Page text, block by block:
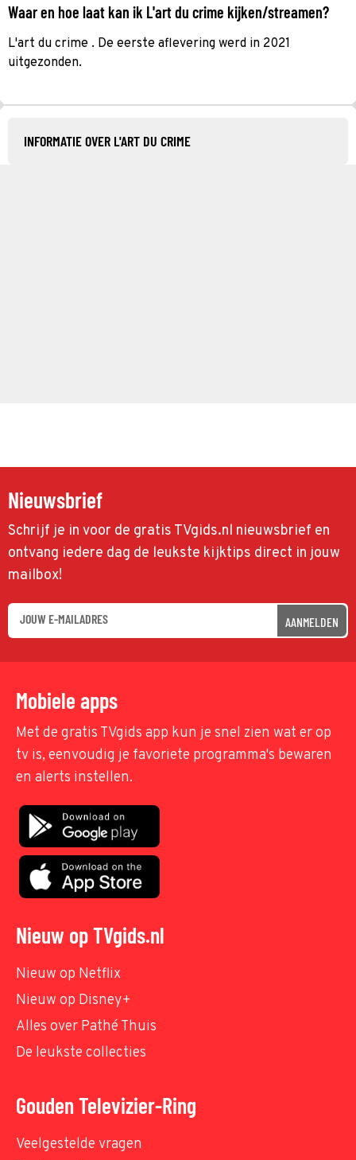
Waar en hoe laat kan ik L'art du crime kijken/streamen?
L'art du crime . De eerste aflevering werd in 2021
uitgezonden.
INFORMATIE OVER L'ART DU CRIME
Nieuwsbrief
Schrijf je in voor de gratis TVgids.nl nieuwsbrief en
ontvang iedere dag de leukste kijktips direct in jouw
mailbox!
AANMELDEN
Mobiele apps
Met de gratis TVgids app kun je snel zien wat er op
tv is, eenvoudig je favoriete programma's bewaren
en alerts instellen.
Nieuw op TVgids.nl
Nieuw op Netflix
Nieuw op Disney+
Alles over Pathé Thuis
De leukste collecties
Gouden Televizier-Ring
Veelgestelde vragen